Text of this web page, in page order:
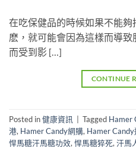
在吃保健品的時候如果不能
麽，就可能會因為這樣而導
而受到影 […]
CONTINUE
Posted in健康資訊 Tagged Hamer
港, Hamer Candy網購, Hamer Candy
悍馬糖汗馬糖功效, 悍馬糖猝死, 汗馬